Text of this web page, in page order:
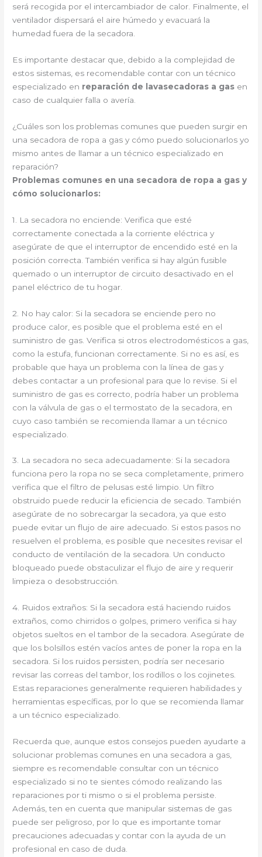
será recogida por el intercambiador de calor. Finalmente, el
ventilador dispersará el aire húmedo y evacuará la
humedad fuera de la secadora.
Es importante destacar que, debido a la complejidad de
estos sistemas, es recomendable contar con un técnico
especializado en reparación de lavasecadoras a gas en
caso de cualquier falla o avería.
¿Cuáles son los problemas comunes que pueden surgir en
una secadora de ropa a gas y cómo puedo solucionarlos yo
mismo antes de llamar a un técnico especializado en
reparación?
Problemas comunes en una secadora de ropa a gas y
cómo solucionarlos:
1. La secadora no enciende: Verifica que esté
correctamente conectada a la corriente eléctrica y
asegúrate de que el interruptor de encendido esté en la
posición correcta. También verifica si hay algún fusible
quemado o un interruptor de circuito desactivado en el
panel eléctrico de tu hogar.
2. No hay calor: Si la secadora se enciende pero no
produce calor, es posible que el problema esté en el
suministro de gas. Verifica si otros electrodomésticos a gas,
como la estufa, funcionan correctamente. Si no es así, es
probable que haya un problema con la línea de gas y
debes contactar a un profesional para que lo revise. Si el
suministro de gas es correcto, podría haber un problema
con la válvula de gas o el termostato de la secadora, en
cuyo caso también se recomienda llamar a un técnico
especializado.
3. La secadora no seca adecuadamente: Si la secadora
funciona pero la ropa no se seca completamente, primero
verifica que el filtro de pelusas esté limpio. Un filtro
obstruido puede reducir la eficiencia de secado. También
asegúrate de no sobrecargar la secadora, ya que esto
puede evitar un flujo de aire adecuado. Si estos pasos no
resuelven el problema, es posible que necesites revisar el
conducto de ventilación de la secadora. Un conducto
bloqueado puede obstaculizar el flujo de aire y requerir
limpieza o desobstrucción.
4. Ruidos extraños: Si la secadora está haciendo ruidos
extraños, como chirridos o golpes, primero verifica si hay
objetos sueltos en el tambor de la secadora. Asegúrate de
que los bolsillos estén vacíos antes de poner la ropa en la
secadora. Si los ruidos persisten, podría ser necesario
revisar las correas del tambor, los rodillos o los cojinetes.
Estas reparaciones generalmente requieren habilidades y
herramientas específicas, por lo que se recomienda llamar
a un técnico especializado.
Recuerda que, aunque estos consejos pueden ayudarte a
solucionar problemas comunes en una secadora a gas,
siempre es recomendable consultar con un técnico
especializado si no te sientes cómodo realizando las
reparaciones por ti mismo o si el problema persiste.
Además, ten en cuenta que manipular sistemas de gas
puede ser peligroso, por lo que es importante tomar
precauciones adecuadas y contar con la ayuda de un
profesional en caso de duda.